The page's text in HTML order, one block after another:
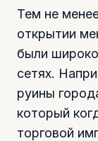
Тем не
открытии
были
сетях.
руины
который
торговой